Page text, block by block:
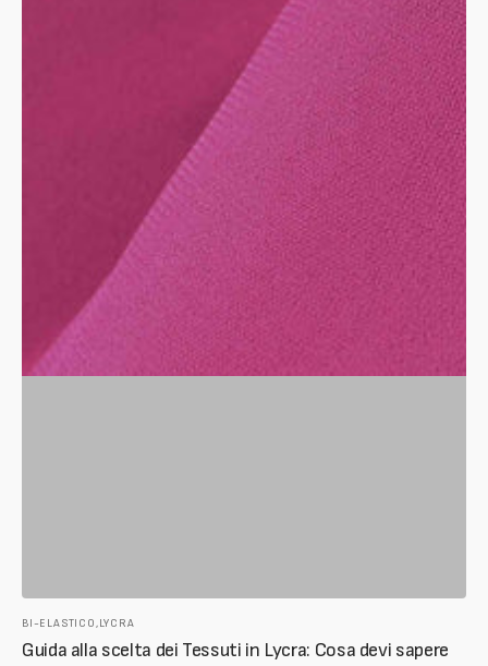
BI-ELASTICO, LYCRA
Guida alla scelta dei Tessuti in Lycra: Cosa devi sapere